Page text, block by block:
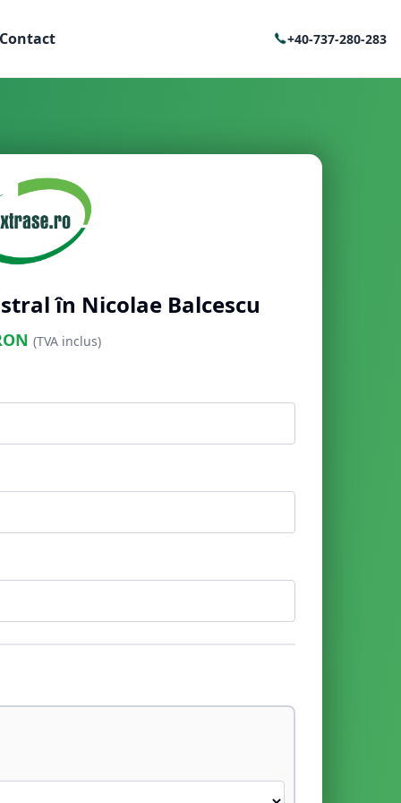
Contact +40-737-280-283
în Nicolae Balcescu
(TVA inclus)